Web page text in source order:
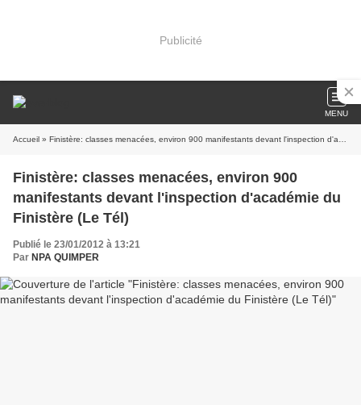
Publicité
MENU
Accueil » Finistère: classes menacées, environ 900 manifestants devant l'inspection d'académie du Finistère (Le Tél)
Finistère: classes menacées, environ 900
manifestants devant l'inspection d'académie du
Finistère (Le Tél)
Publié le 23/01/2012 à 13:21
Par NPA QUIMPER